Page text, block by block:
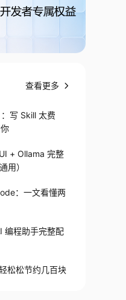
查看更多
写 Skill 太费
+ Ollama 完整
用）
：一文看懂两
编程助手完整配
松松节约几百块